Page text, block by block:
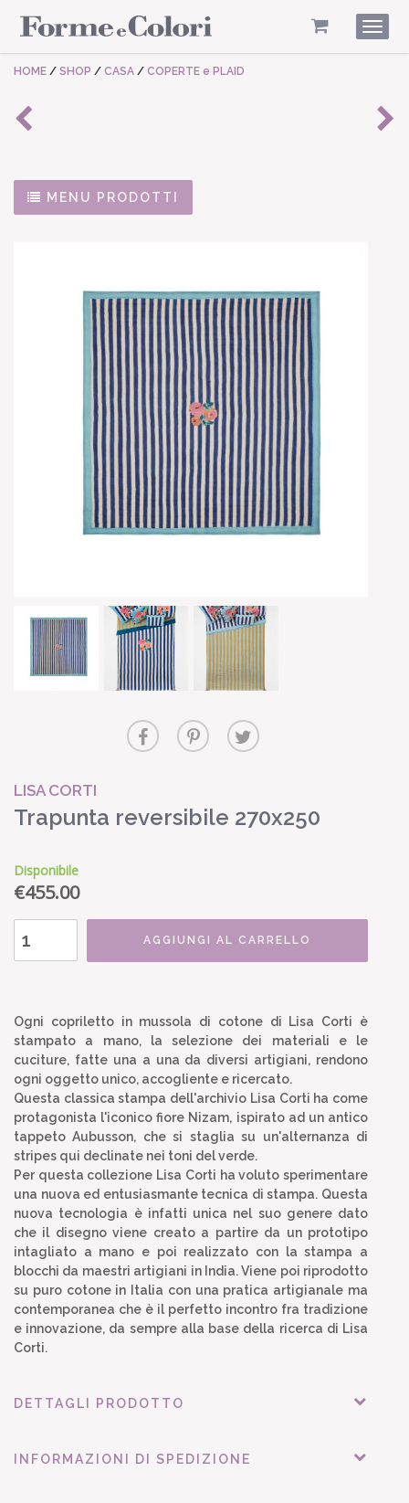
HOME / SHOP / CASA / COPERTE e PLAID
MENU PRODOTTI
LISA CORTI
Trapunta reversibile 270x250
Disponibile
€455.00
AGGIUNGI AL CARRELLO
Ogni copriletto in mussola di cotone di Lisa Corti è
stampato a mano, la selezione dei materiali e le
cuciture, fatte una a una da diversi artigiani, rendono
ogni oggetto unico, accogliente e ricercato.
Questa classica stampa dell'archivio Lisa Corti ha come
protagonista l'iconico fiore Nizam, ispirato ad un antico
tappeto Aubusson, che si staglia su un'alternanza di
stripes qui declinate nei toni del verde.
Per questa collezione Lisa Corti ha voluto sperimentare
una nuova ed entusiasmante tecnica di stampa. Questa
nuova tecnologia è infatti unica nel suo genere dato
che il disegno viene creato a partire da un prototipo
intagliato a mano e poi realizzato con la stampa a
blocchi da maestri artigiani in India. Viene poi riprodotto
su puro cotone in Italia con una pratica artigianale ma
contemporanea che è il perfetto incontro fra tradizione
e innovazione, da sempre alla base della ricerca di Lisa
Corti.
DETTAGLI PRODOTTO
INFORMAZIONI DI SPEDIZIONE